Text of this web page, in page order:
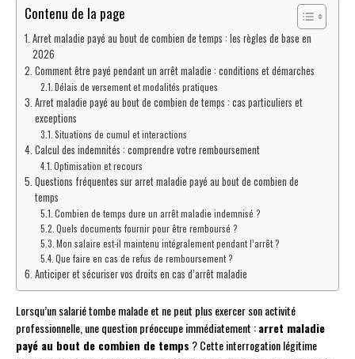
Contenu de la page
Arret maladie payé au bout de combien de temps : les règles de base en
2026
Comment être payé pendant un arrêt maladie : conditions et démarches
Délais de versement et modalités pratiques
Arret maladie payé au bout de combien de temps : cas particuliers et
exceptions
Situations de cumul et interactions
Calcul des indemnités : comprendre votre remboursement
Optimisation et recours
Questions fréquentes sur arret maladie payé au bout de combien de
temps
Combien de temps dure un arrêt maladie indemnisé ?
Quels documents fournir pour être remboursé ?
Mon salaire est-il maintenu intégralement pendant l’arrêt ?
Que faire en cas de refus de remboursement ?
Anticiper et sécuriser vos droits en cas d’arrêt maladie
Lorsqu’un salarié tombe malade et ne peut plus exercer son activité
professionnelle, une question préoccupe immédiatement :arret maladie
payé au bout de combien de temps ? Cette interrogation légitime